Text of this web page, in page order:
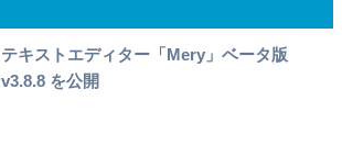
テキストエディター「Mery」ベータ版
v3.8.8 を公開